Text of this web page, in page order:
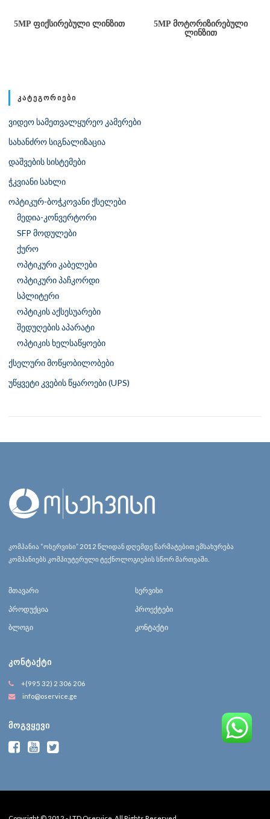
5MP ᲤᲘᲥᲡᲘᲠᲔᲑᲣᲚᲘ ᲚᲘᲜᲖᲘᲗ
5MP ᲛᲝᲢᲝᲠᲘᲖᲘᲠᲔᲑᲣᲚᲘ
ᲚᲘᲜᲖᲘᲗ
ᲙᲐᲢᲔᲒᲝᲠᲘᲔᲑᲘ
ვიდეო სამეთვალყურეო კამერები
სახანძრო სიგნალიზაცია
დაშვების სისტემები
ჭკვიანი სახლი
ოპტიკურ-ბოჭკოვანი ქსელები
მედია-კონვერტორი
SFP მოდულები
ქურო
ოპტიკური კაბელები
ოპტიკური პაჩკორდი
სპლიტერი
ოპტიკის აქსესუარები
შედუღების აპარატი
ოპტიკის ხელსაწყოები
ქსელური მოწყობილობები
უწყვეტი კვების წყაროები (UPS)
კომპანია “ოსერვისი” 2012 წლიდან დღემდე წარმატებით ემსახურება
კომპანიებს კომპიუტერული ტექნოლოგიების სწორ მართვაში.
მთავარი სერვისი
პროდუქცია პროექტები
ბლოგი კონტაქტი
ᲙᲝᲜᲢᲐᲥᲢᲘ
+(995 32) 2 306 206
info@oservice.ge
ᲛᲝᲒᲕᲧᲔᲕᲘ